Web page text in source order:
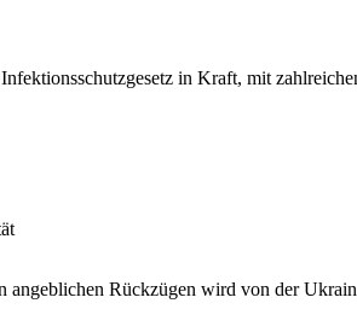
in Kraft, mit
angeblichen Rückzügen wird von der